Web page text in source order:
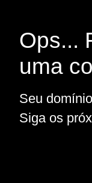
Ops...
uma
Seu
Siga os